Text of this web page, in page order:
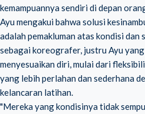
kemampuannya sendiri di depan
Ayu mengakui bahwa solusi
adalah pemakluman atas kondisi
sebagai koreografer, justru Ayu
menyesuaikan diri, mulai dari
yang lebih perlahan dan sederhana
kelancaran latihan.
"Mereka yang kondisinya tidak